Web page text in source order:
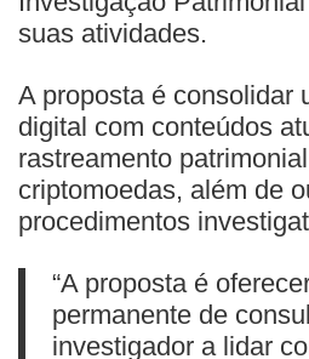
suas atividades.
A proposta é consolidar
digital com conteúdos
rastreamento
criptomoedas, além de
procedimentos
“A proposta é
permanente de
investigador a lidar